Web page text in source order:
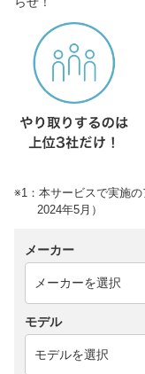
※1：本サービスで実施
2024年5月）
メーカー
モデル